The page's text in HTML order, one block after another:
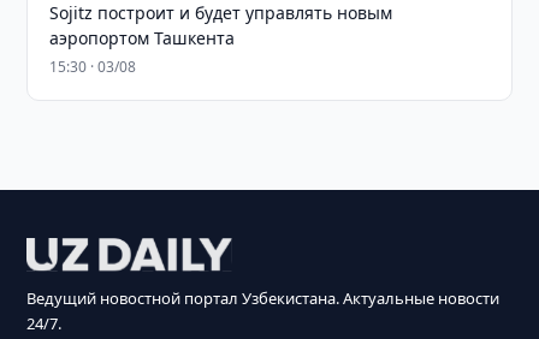
Sojitz построит и будет управлять новым
аэропортом Ташкента
15:30 · 03/08
Ведущий новостной портал Узбекистана. Актуальные новости
24/7.